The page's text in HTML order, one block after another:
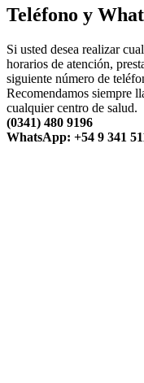
Teléfono y
Si usted desea realizar
horarios de atención,
siguiente número de
Recomendamos siempre
cualquier centro de salud.
(0341) 480 9196
WhatsApp: +54 9 341